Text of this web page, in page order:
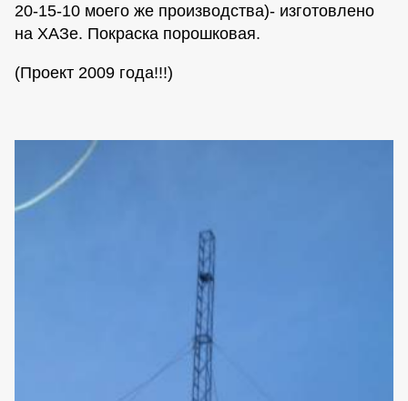
20-15-10 моего же производства)- изготовлено
на ХАЗе. Покраска порошковая.
(Проект 2009 года!!!)